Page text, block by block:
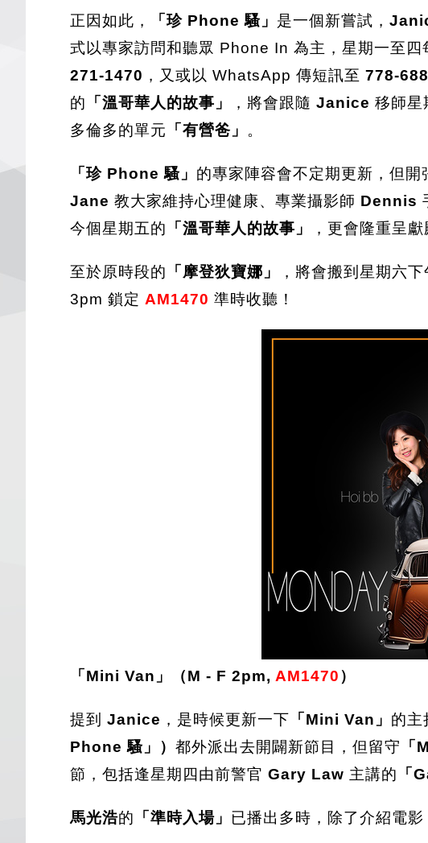
正因如此， 「珍 Phone 騷」 是一個新嘗試，
式以專家訪問和聽眾 Phone In 為主，星期一至
271-1470 ，又或以 WhatsApp 傳短訊至 778-
的 「溫哥華人的故事」 ，將會跟隨 Janice 移師星
多倫多的單元 「有營爸」 。
「珍 Phone 騷」 的專家陣容會不定期更新，但
Jane 教大家維持心理健康、專業攝影師 Dennis
今個星期五的 「溫哥華人的故事」 ，更會隆重呈
至於原時段的 「摩登狄寶娜」 ，將會搬到星期六
3pm 鎖定 AM1470 準時收聽！
「Mini Van」（M - F 2pm, AM1470 ）
提到 Janice ，是時候更新一下 「Mini Van」 的主
Phone 騷」） 都外派出去開闢新節目，但留守 「
節，包括逢星期四由前警官 Gary Law 主講的 「
馬光浩的 「準時入場」 已播出多時，除了介紹電